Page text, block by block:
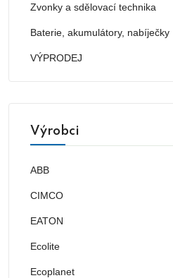
Zvonky a sdělovací technika
Baterie, akumulátory, nabíječky
VÝPRODEJ
Výrobci
ABB
CIMCO
EATON
Ecolite
Ecoplanet